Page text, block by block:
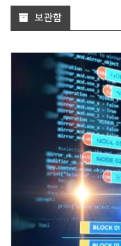
보관함